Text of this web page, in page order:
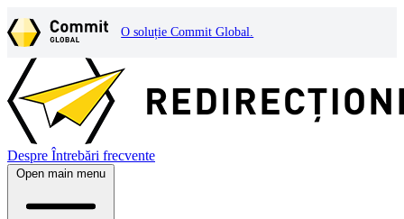
O soluție Commit Global.
Despre Întrebări frecvente
Open main menu